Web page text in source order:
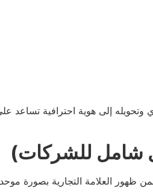
وتحويله إلى هوية احترافية تساعد
شامل للشركات)
ظهور العلامة التجارية بصورة